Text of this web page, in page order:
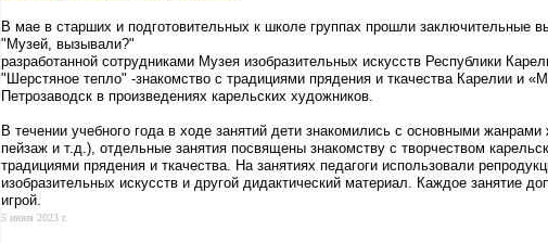
В мае в старших и подготовительных к школе группах прошли заключительные
"Музей, вызывали?"
разработанной сотрудниками Музея изобразительных искусств Республики
"Шерстяное тепло" -знакомство с традициями прядения и ткачества Карелии и
Петрозаводск в произведениях карельских художников.
В течении учебного года в ходе занятий дети знакомились с основными жанрами
пейзаж и т.д.), отдельные занятия посвящены знакомству с творчеством
традициями прядения и ткачества. На занятиях педагоги использовали
изобразительных искусств и другой дидактический материал. Каждое занятие
игрой.
5 июня 2023 г.